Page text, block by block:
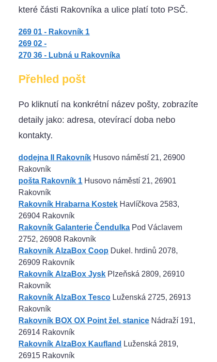
které části Rakovníka a ulice platí toto PSČ.
269 01 - Rakovník 1
269 02 -
270 36 - Lubná u Rakovníka
Přehled pošt
Po kliknutí na konkrétní název pošty, zobrazíte
detaily jako: adresa, otevírací doba nebo
kontakty.
dodejna II Rakovník Husovo náměstí 21, 26900
Rakovník
pošta Rakovník 1 Husovo náměstí 21, 26901
Rakovník
Rakovník Hrabarna Kostek Havlíčkova 2583,
26904 Rakovník
Rakovník Galanterie Čendulka Pod Václavem
2752, 26908 Rakovník
Rakovník AlzaBox Coop Dukel. hrdinů 2078,
26909 Rakovník
Rakovník AlzaBox Jysk Plzeňská 2809, 26910
Rakovník
Rakovník AlzaBox Tesco Luženská 2725, 26913
Rakovník
Rakovník BOX OX Point žel. stanice Nádraží 191,
26914 Rakovník
Rakovník AlzaBox Kaufland Luženská 2819,
26915 Rakovník